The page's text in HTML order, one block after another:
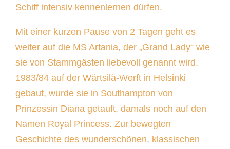
Schiff intensiv kennenlernen dürfen.
Mit einer kurzen Pause von 2 Tagen geht es
weiter auf die MS Artania, der „Grand Lady“ wie
sie von Stammgästen liebevoll genannt wird.
1983/84 auf der Wärtsilä-Werft in Helsinki
gebaut, wurde sie in Southampton von
Prinzessin Diana getauft, damals noch auf den
Namen Royal Princess. Zur bewegten
Geschichte des wunderschönen, klassischen